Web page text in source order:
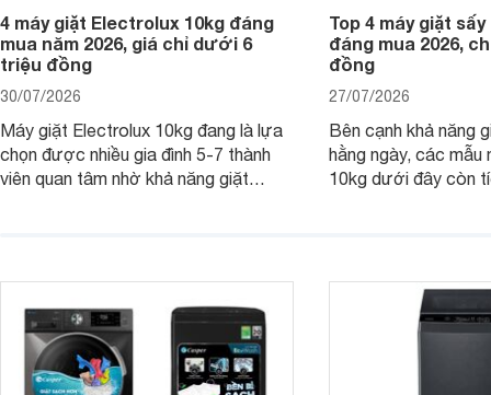
4 máy giặt Electrolux 10kg đáng
mua năm 2026, giá chỉ dưới 6
triệu đồng
30/07/2026
Máy giặt Electrolux 10kg đang là lựa
chọn được nhiều gia đình 5-7 thành
viên quan tâm nhờ khả năng giặt
Top 4 máy giặt
đáng mua 2026,
đồng
27/07/2026
Bên cạnh khả năng
hằng ngày, các mẫu
10kg dưới đây còn